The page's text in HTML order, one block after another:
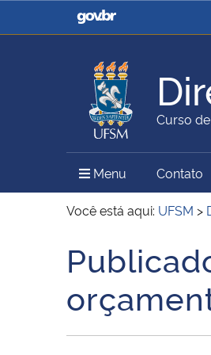
Casa Civil
Ministério da Agricultura,
Pecuária e Abastecimento
Ministério do Meio Ambiente
Secretaria de Governo
Curso
Menu MenuContato
Você está aqui: UFSM >
Início do conteúdo